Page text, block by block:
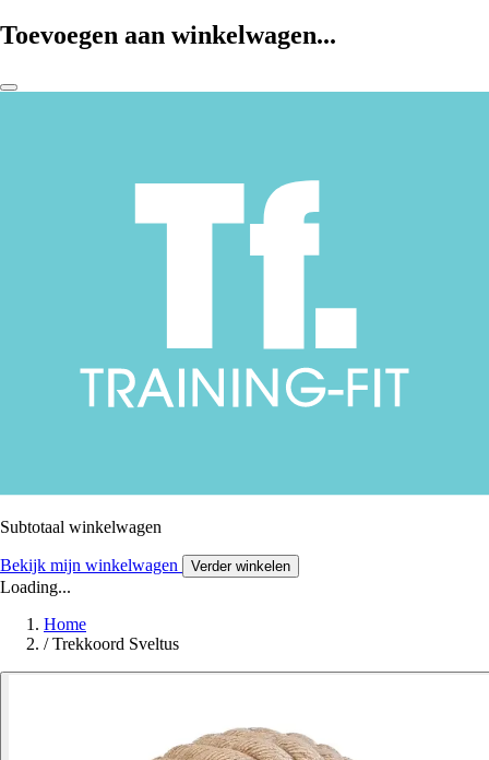
Toevoegen aan winkelwagen...
Subtotaal winkelwagen
Bekijk mijn winkelwagen Verder winkelen
Loading...
Home
/ Trekkoord Sveltus